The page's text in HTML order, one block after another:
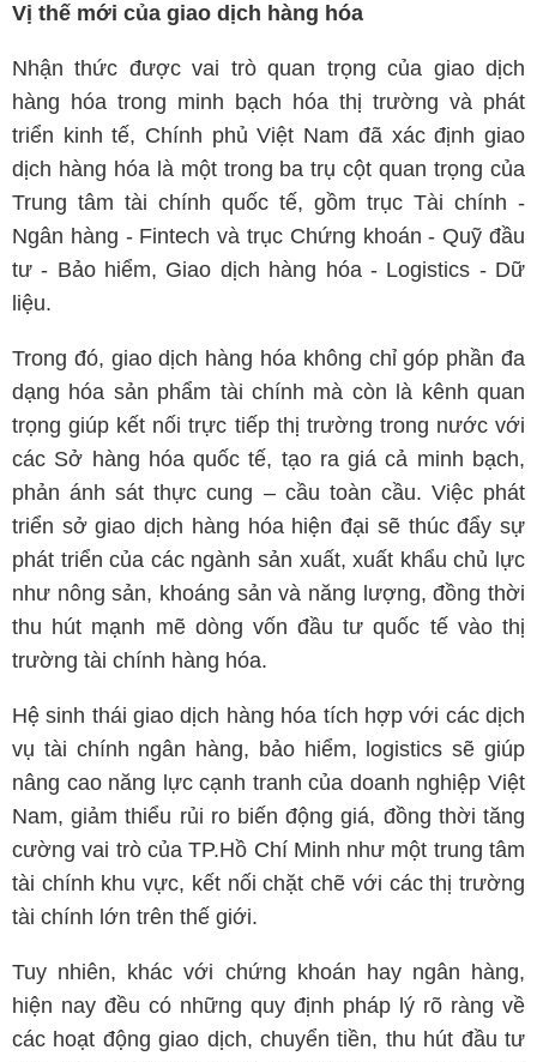
Vị thế mới của giao dịch hàng hóa
Nhận thức được vai trò quan trọng của giao dịch
hàng hóa trong minh bạch hóa thị trường và phát
triển kinh tế, Chính phủ Việt Nam đã xác định giao
dịch hàng hóa là một trong ba trụ cột quan trọng của
Trung tâm tài chính quốc tế, gồm trục Tài chính -
Ngân hàng - Fintech và trục Chứng khoán - Quỹ đầu
tư - Bảo hiểm, Giao dịch hàng hóa - Logistics - Dữ
liệu.
Trong đó, giao dịch hàng hóa không chỉ góp phần đa
dạng hóa sản phẩm tài chính mà còn là kênh quan
trọng giúp kết nối trực tiếp thị trường trong nước với
các Sở hàng hóa quốc tế, tạo ra giá cả minh bạch,
phản ánh sát thực cung – cầu toàn cầu. Việc phát
triển sở giao dịch hàng hóa hiện đại sẽ thúc đẩy sự
phát triển của các ngành sản xuất, xuất khẩu chủ lực
như nông sản, khoáng sản và năng lượng, đồng thời
thu hút mạnh mẽ dòng vốn đầu tư quốc tế vào thị
trường tài chính hàng hóa.
Hệ sinh thái giao dịch hàng hóa tích hợp với các dịch
vụ tài chính ngân hàng, bảo hiểm, logistics sẽ giúp
nâng cao năng lực cạnh tranh của doanh nghiệp Việt
Nam, giảm thiểu rủi ro biến động giá, đồng thời tăng
cường vai trò của TP.Hồ Chí Minh như một trung tâm
tài chính khu vực, kết nối chặt chẽ với các thị trường
tài chính lớn trên thế giới.
Tuy nhiên, khác với chứng khoán hay ngân hàng,
hiện nay đều có những quy định pháp lý rõ ràng về
các hoạt động giao dịch, chuyển tiền, thu hút đầu tư